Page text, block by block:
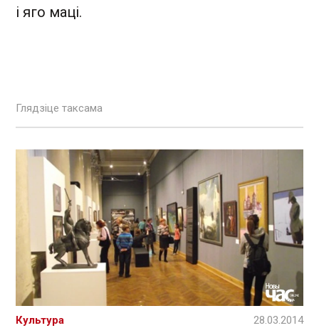
і яго маці.
Глядзіце таксама
Культура 28.03.2014